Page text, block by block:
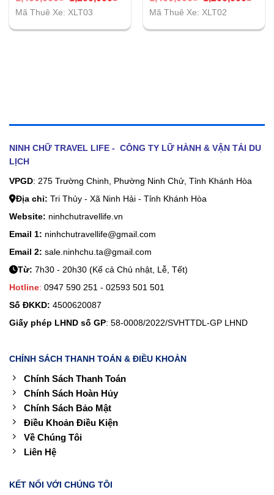
gốc
là:
1,200,000₫.
Mã Thuê Xe: XLT03
gốc
là:
Mã Thuê Xe: XLT02
NINH CHỮ TRAVEL LIFE - CÔNG TY LỮ HÀNH & VẬN TẢI DU
LỊCH
VPGD: 275 Trường Chinh, Phường Ninh Chử, Tỉnh Khánh Hòa
Địa chỉ: Tri Thủy - Xã Ninh Hải - Tỉnh Khánh Hòa
Website: ninhchutravellife.vn
Email 1: ninhchutravellife@gmail.com
Email 2: sale.ninhchu.ta@gmail.com
Từ: 7h30 - 20h30 (Kể cả Chủ nhật, Lễ, Tết)
Hotline: 0947 590 251 - 02593 501 501
Số ĐKKD: 4500620087
Giấy phép LHND số GP: 58-0008/2022/SVHTTDL-GP LHND
CHÍNH SÁCH THANH TOÁN & ĐIỀU KHOẢN
Chính Sách Thanh Toán
Chính Sách Hoàn Hủy
Chính Sách Bảo Mật
Điều Khoản Điều Kiện
Về Chúng Tôi
Liên Hệ
KẾT NỐI VỚI CHÚNG TÔI